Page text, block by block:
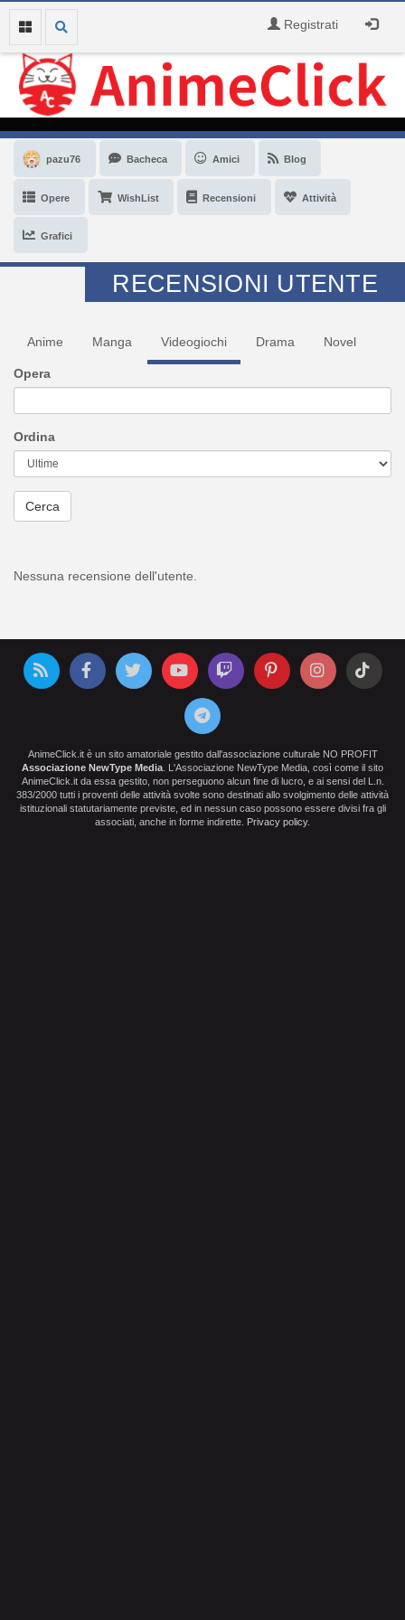
Registrati
pazu76 Bacheca Amici Blog
Opere WishList Recensioni Attività
Grafici
RECENSIONI UTENTE
Anime Manga Videogiochi Drama Novel
Opera
Ordina
Cerca
Nessuna recensione dell'utente.
AnimeClick.it è un sito amatoriale gestito dall'associazione culturale NO PROFIT
Associazione NewType Media . L'Associazione NewType Media, così come il sito
AnimeClick.it da essa gestito, non perseguono alcun fine di lucro, e ai sensi del L.n.
383/2000 tutti i proventi delle attività svolte sono destinati allo svolgimento delle attività
istituzionali statutariamente previste, ed in nessun caso possono essere divisi fra gli
associati, anche in forme indirette. Privacy policy.